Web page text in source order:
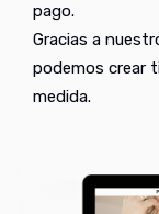
pago.
Gracias a
podemos crear
medida.